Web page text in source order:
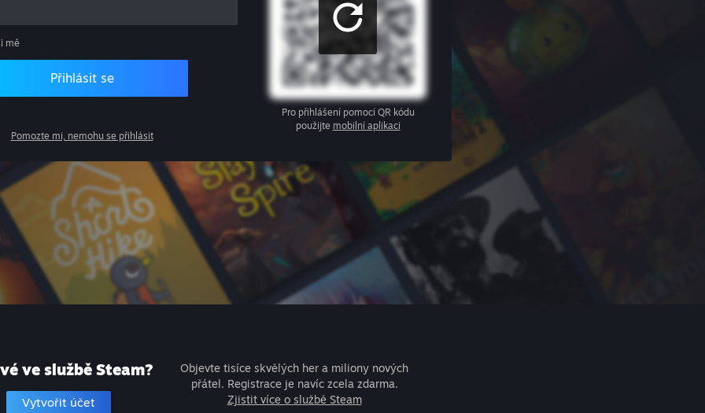
mě
Přihlásit se
Pomozte mi, nemohu se přihlásit
Pro přihlášení pomocí QR kódu
použijte mobilní aplikaci
ve službě Steam?
Vytvořit účet
Objevte tisíce skvělých her a miliony nových
přátel. Registrace je navíc zcela zdarma.
Zjistit více o službě Steam